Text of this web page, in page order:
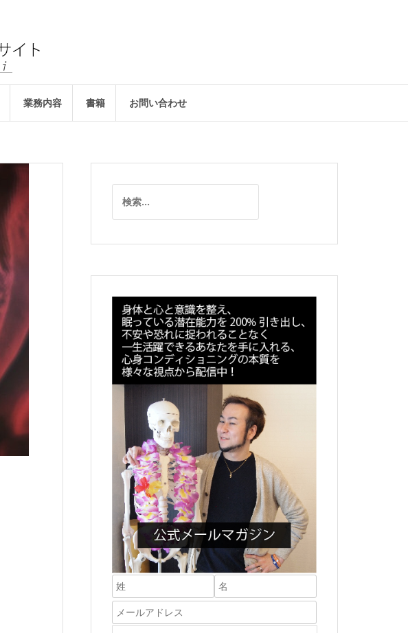
業務内容 書籍 お問い合わせ
索: